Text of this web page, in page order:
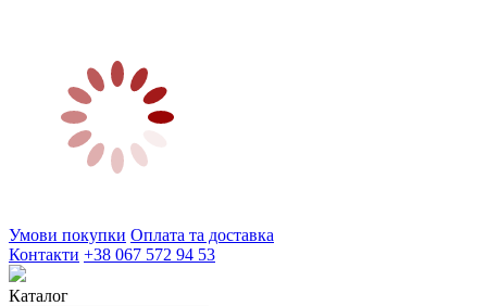
Умови покупки Оплата та доставка
Контакти +38 067 572 94 53
Каталог